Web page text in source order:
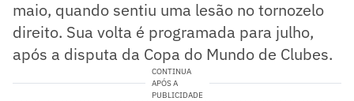
maio, quando sentiu uma lesão no tornozelo
direito. Sua volta é programada para julho,
após a disputa da Copa do Mundo de Clubes.
CONTINUA
APÓS A
PUBLICIDADE